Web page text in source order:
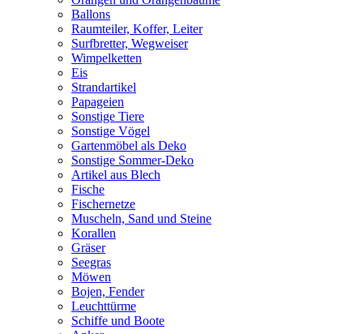
Ballons
Raumteiler, Koffer, Leiter
Surfbretter, Wegweiser
Wimpelketten
Eis
Strandartikel
Papageien
Sonstige Tiere
Sonstige Vögel
Gartenmöbel als Deko
Sonstige Sommer-Deko
Artikel aus Blech
Fische
Fischernetze
Muscheln, Sand und Steine
Korallen
Gräser
Seegras
Möwen
Bojen, Fender
Leuchttürme
Schiffe und Boote